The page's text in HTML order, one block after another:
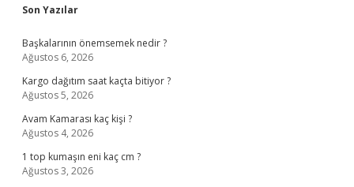
Sidebar
Son Yazılar
Başkalarının önemsemek nedir ?
Ağustos 6, 2026
Kargo dağıtım saat kaçta bitiyor ?
Ağustos 5, 2026
Avam Kamarası kaç kişi ?
Ağustos 4, 2026
1 top kumaşın eni kaç cm ?
Ağustos 3, 2026